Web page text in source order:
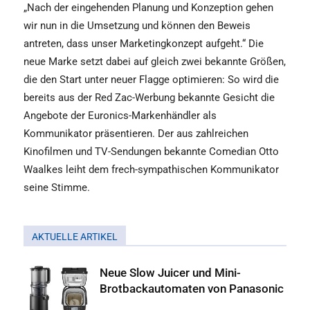
„Nach der eingehenden Planung und Konzeption gehen
wir nun in die Umsetzung und können den Beweis
antreten, dass unser Marketingkonzept aufgeht.“ Die
neue Marke setzt dabei auf gleich zwei bekannte Größen,
die den Start unter neuer Flagge optimieren: So wird die
bereits aus der Red Zac-Werbung bekannte Gesicht die
Angebote der Euronics-Markenhändler als
Kommunikator präsentieren. Der aus zahlreichen
Kinofilmen und TV-Sendungen bekannte Comedian Otto
Waalkes leiht dem frech-sympathischen Kommunikator
seine Stimme.
AKTUELLE ARTIKEL
Neue Slow Juicer und Mini-
Brotbackautomaten von Panasonic